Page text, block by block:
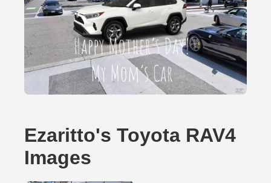
Ezaritto's Toyota RAV4
Images